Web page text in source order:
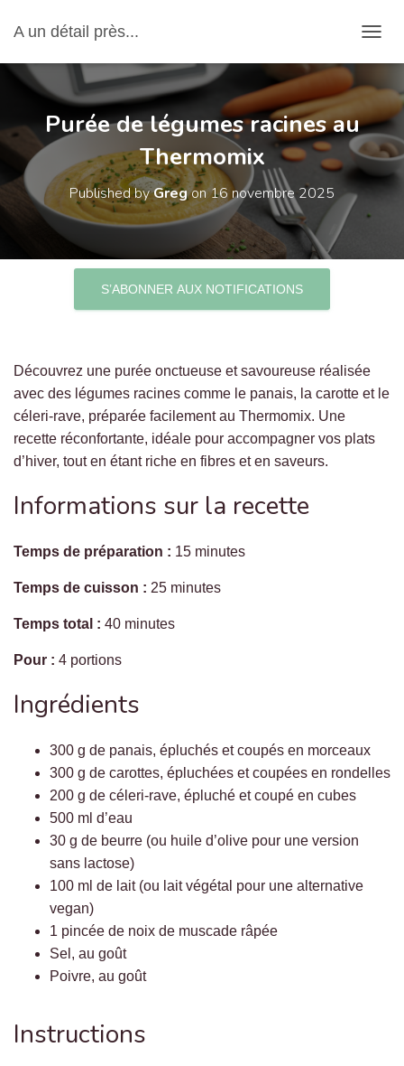
A un détail près...
Purée de légumes racines au
Thermomix
Published byGregon16 novembre 2025
S’ABONNER AUX NOTIFICATIONS
Découvrez une purée onctueuse et savoureuse réalisée
avec des légumes racines comme le panais, la carotte et le
céleri-rave, préparée facilement au Thermomix. Une
recette réconfortante, idéale pour accompagner vos plats
d’hiver, tout en étant riche en fibres et en saveurs.
Informations sur la recette
Temps de préparation : 15 minutes
Temps de cuisson : 25 minutes
Temps total : 40 minutes
Pour : 4 portions
Ingrédients
300 g de panais, épluchés et coupés en morceaux
300 g de carottes, épluchées et coupées en rondelles
200 g de céleri-rave, épluché et coupé en cubes
500 ml d’eau
30 g de beurre (ou huile d’olive pour une version
sans lactose)
100 ml de lait (ou lait végétal pour une alternative
vegan)
1 pincée de noix de muscade râpée
Sel, au goût
Poivre, au goût
Instructions